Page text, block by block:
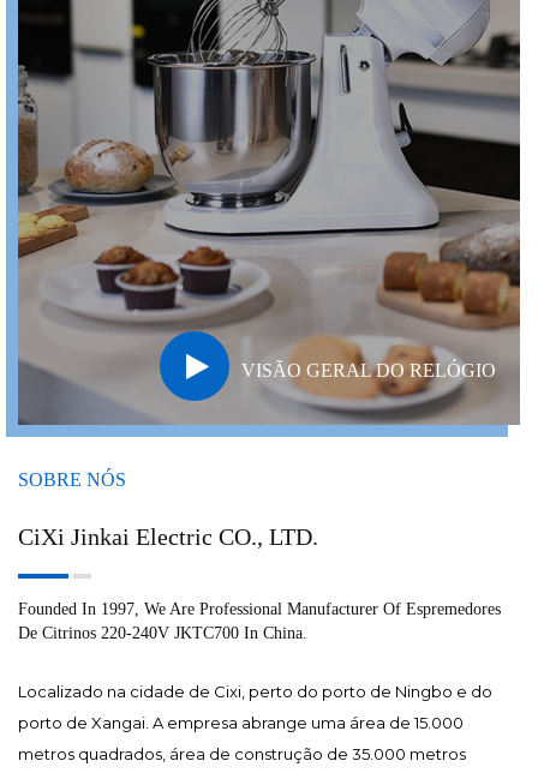
VISÃO GERAL DO RELÓGIO
SOBRE NÓS
CiXi Jinkai Electric CO., LTD.
Founded In 1997, We Are Professional Manufacturer Of Espremedores
De Citrinos 220-240V JKTC700 In China.
Localizado na cidade de Cixi, perto do porto de Ningbo e do
porto de Xangai. A empresa abrange uma área de 15.000
metros quadrados, área de construção de 35.000 metros